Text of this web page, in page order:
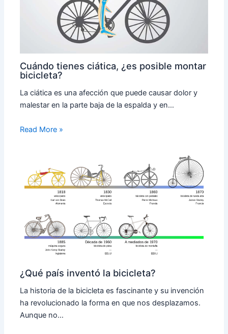
Cuándo tienes ciática, ¿es posible montar
bicicleta?
La ciática es una afección que puede causar dolor y
malestar en la parte baja de la espalda y en…
Read More »
¿Qué país inventó la bicicleta?
La historia de la bicicleta es fascinante y su invención
ha revolucionado la forma en que nos desplazamos.
Aunque no…